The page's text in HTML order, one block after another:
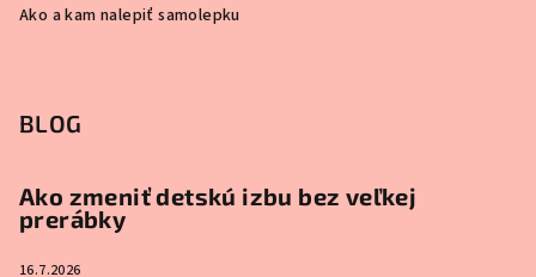
Ako a kam nalepiť samolepku
BLOG
Ako zmeniť detskú izbu bez veľkej
prerábky
16.7.2026